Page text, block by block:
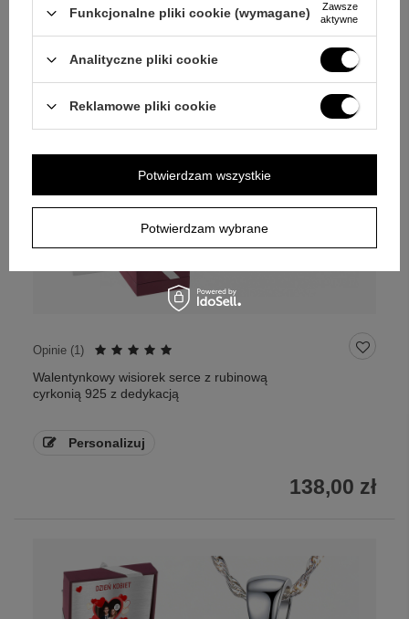
Opinie (1)
Walentynkowy wisiorek serce z rubinową
cyrkonią 925 z dedykacją
Personalizuj
138,00 zł
Funkcjonalne pliki cookie (wymagane)
Zawsze
aktywne
Analityczne pliki cookie
Reklamowe pliki cookie
Potwierdzam wybrane
Potwierdzam wszystkie